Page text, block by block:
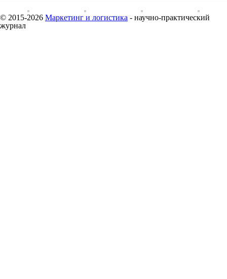
© 2015-2026 Маркетинг и логистика - научно-практический
журнал